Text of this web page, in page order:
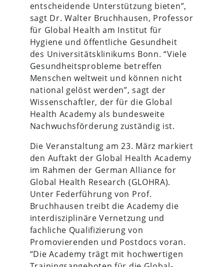
entscheidende Unterstützung bieten”,
sagt Dr. Walter Bruchhausen, Professor
für Global Health am Institut für
Hygiene und öffentliche Gesundheit
des Universitätsklinikums Bonn. “Viele
Gesundheitsprobleme betreffen
Menschen weltweit und können nicht
national gelöst werden”, sagt der
Wissenschaftler, der für die Global
Health Academy als bundesweite
Nachwuchsförderung zuständig ist.
Die Veranstaltung am 23. März markiert
den Auftakt der Global Health Academy
im Rahmen der German Alliance for
Global Health Research (GLOHRA).
Unter Federführung von Prof.
Bruchhausen treibt die Academy die
interdisziplinäre Vernetzung und
fachliche Qualifizierung von
Promovierenden und Postdocs voran.
“Die Academy trägt mit hochwertigen